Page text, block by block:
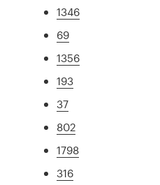
1346
69
1356
193
37
802
1798
316